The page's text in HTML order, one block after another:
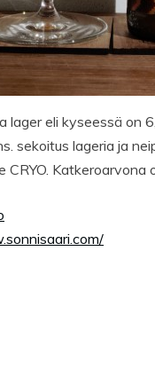
lager eli kyseessä on
sekoitus lageria ja
CRYO.